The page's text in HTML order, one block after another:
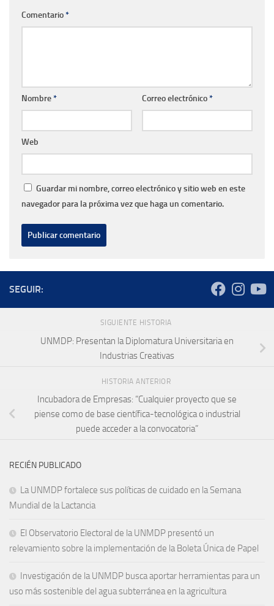
Comentario*
Nombre* Correo electrónico*
Web
Guardar mi nombre, correo electrónico y sitio web en este
navegador para la próxima vez que haga un comentario.
SEGUIR:
SIGUIENTE HISTORIA
UNMDP: Presentan la Diplomatura Universitaria en
Industrias Creativas
HISTORIA ANTERIOR
Incubadora de Empresas: “Cualquier proyecto que se
piense como de base científica-tecnológica o industrial
puede acceder a la convocatoria”
RECIÉN PUBLICADO
La UNMDP fortalece sus políticas de cuidado en la Semana
Mundial de la Lactancia
El Observatorio Electoral de la UNMDP presentó un
relevamiento sobre la implementación de la Boleta Única de Papel
Investigación de la UNMDP busca aportar herramientas para un
uso más sostenible del agua subterránea en la agricultura